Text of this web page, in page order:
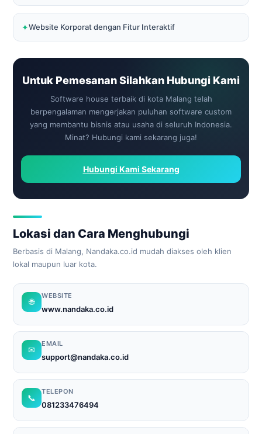
Website Korporat dengan Fitur Interaktif
Untuk Pemesanan Silahkan Hubungi Kami
Software house terbaik di kota Malang telah
berpengalaman mengerjakan puluhan software custom
yang membantu bisnis atau usaha di seluruh Indonesia.
Minat? Hubungi kami sekarang juga!
Hubungi Kami Sekarang
Lokasi dan Cara Menghubungi
Berbasis di Malang, Nandaka.co.id mudah diakses oleh klien
lokal maupun luar kota.
🌐
WEBSITE
www.nandaka.co.id
✉
EMAIL
support@nandaka.co.id
📞
TELEPON
081233476494